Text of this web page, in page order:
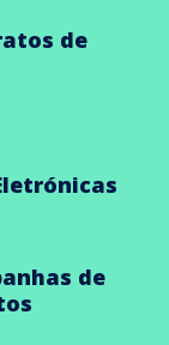
de
de